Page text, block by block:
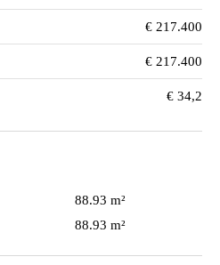
€ 217.400
€ 217.400
€ 34,2
88.93 m²
88.93 m²